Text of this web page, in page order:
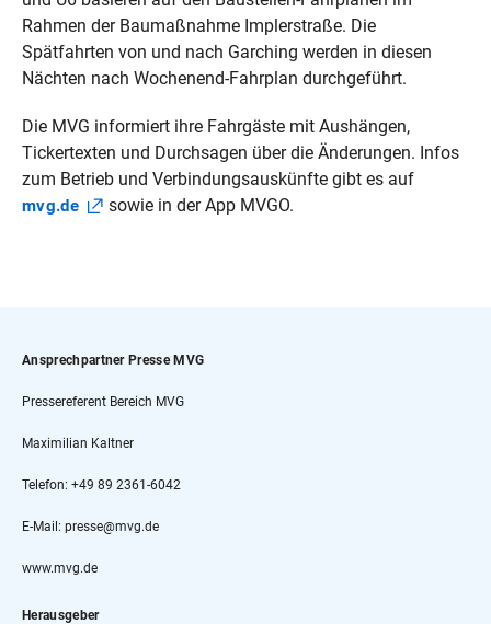
Rahmen der Baumaßnahme Implerstraße. Die
Spätfahrten von und nach Garching werden in diesen
Nächten nach Wochenend-Fahrplan durchgeführt.
Die MVG informiert ihre Fahrgäste mit Aushängen,
Tickertexten und Durchsagen über die Änderungen. Infos
zum Betrieb und Verbindungsauskünfte gibt es auf
mvg.de sowie in der App MVGO.
Ansprechpartner Presse MVG
Pressereferent Bereich MVG
Maximilian Kaltner
Telefon: +49 89 2361-6042
E-Mail: presse@mvg.de
www.mvg.de
Herausgeber